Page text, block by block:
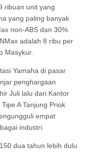
ribuan unit yang
yang paling banyak
non-ABS dan 30%
adalah 8 ribu per
Masykur.
Yamaha di pasar
penghargaan
Juli lalu dari Kantor
A Tanjung Priok
empat
industri.
dua tahun lebih dulu